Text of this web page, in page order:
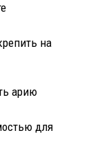
на
арию
для